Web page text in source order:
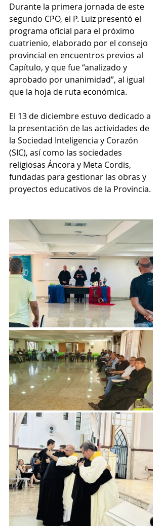
Durante la primera jornada de este
segundo CPO, el P. Luiz presentó el
programa oficial para el próximo
cuatrienio, elaborado por el consejo
provincial en encuentros previos al
Capítulo, y que fue “analizado y
aprobado por unanimidad”, al igual
que la hoja de ruta económica.
El 13 de diciembre estuvo dedicado a
la presentación de las actividades de
la Sociedad Inteligencia y Corazón
(SIC), así como las sociedades
religiosas Áncora y Meta Cordis,
fundadas para gestionar las obras y
proyectos educativos de la Provincia.